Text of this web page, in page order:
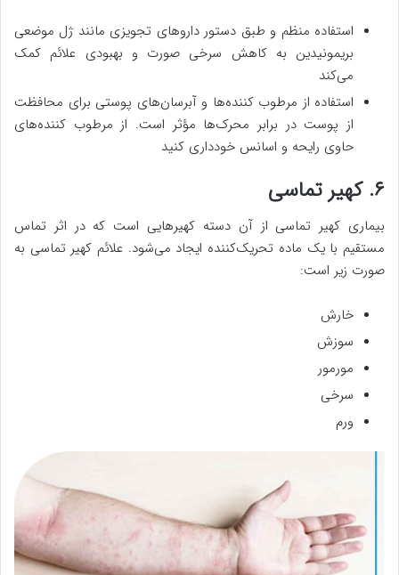
استفاده منظم و طبق دستور داروهای تجویزی مانند ژل موضعی
بریمونیدین به کاهش سرخی صورت و بهبودی علائم کمک
می‌کند
استفاده از مرطوب کننده‌ها و آبرسان‌های پوستی برای محافظت
از پوست در برابر محرک‌ها مؤثر است. از مرطوب کننده‌های
حاوی رایحه و اسانس خودداری کنید
۶. کهیر تماسی
بیماری کهیر تماسی از آن دسته کهیرهایی است که در اثر تماس
مستقیم با یک ماده تحریک‌کننده ایجاد می‌شود. علائم کهیر تماسی به
صورت زیر است:
خارش
سوزش
مورمور
سرخی
ورم